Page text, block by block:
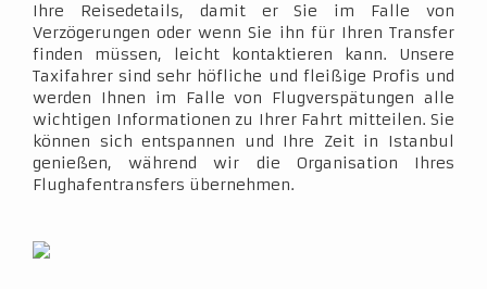
Ihre Reisedetails, damit er Sie im Falle von
Verzögerungen oder wenn Sie ihn für Ihren Transfer
finden müssen, leicht kontaktieren kann. Unsere
Taxifahrer sind sehr höfliche und fleißige Profis und
werden Ihnen im Falle von Flugverspätungen alle
wichtigen Informationen zu Ihrer Fahrt mitteilen. Sie
können sich entspannen und Ihre Zeit in Istanbul
genießen, während wir die Organisation Ihres
Flughafentransfers übernehmen.